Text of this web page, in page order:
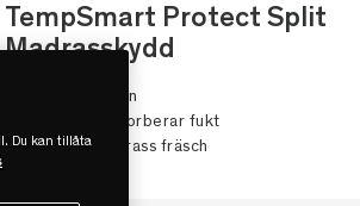
TempSmart Protect Split
Madrasskydd
• Skyddar sängen
• Andas och absorberar fukt
• Håller din madrass fräsch
Du kan tillåta